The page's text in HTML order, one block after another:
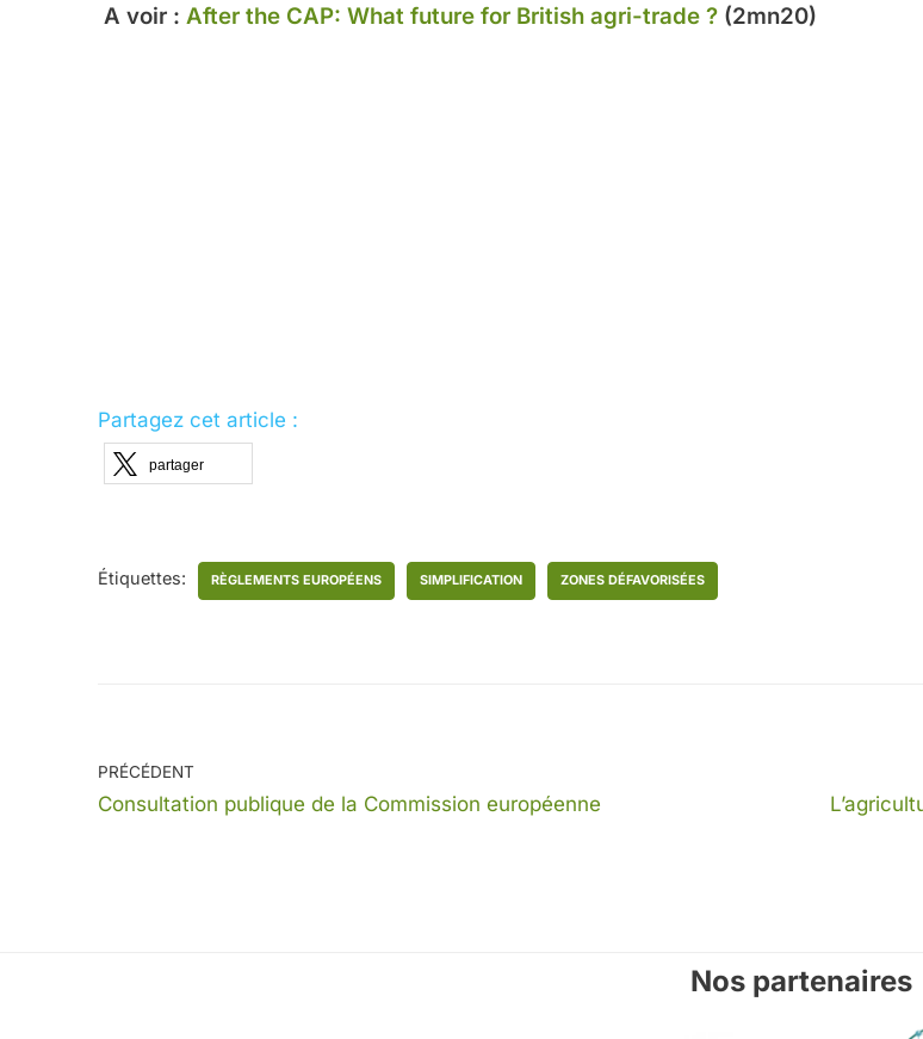
A voir :After the CAP: What future for British agri-trade ? (2mn20)
Partagez cet article :
partager
Étiquettes: RÈGLEMENTS EUROPÉENS SIMPLIFICATION ZONES DÉFAVORISÉES
PRÉCÉDENT
Consultation publique de la Commission européenne
Nos partenaires